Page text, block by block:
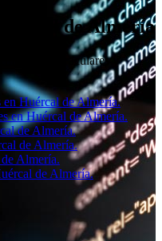
de Almería
particulares y
Huércal de Almería.
en Huércal de Almería.
de Almería.
de Almería.
Almería.
de Almería.